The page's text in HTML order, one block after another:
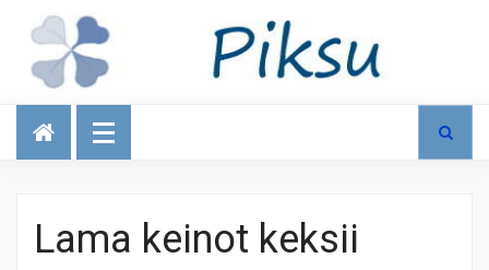
Talous
Lama keinot keksii